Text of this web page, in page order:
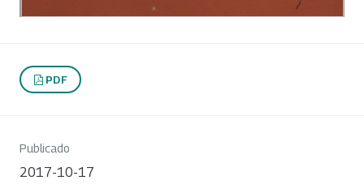
PDF
Publicado
2017-10-17